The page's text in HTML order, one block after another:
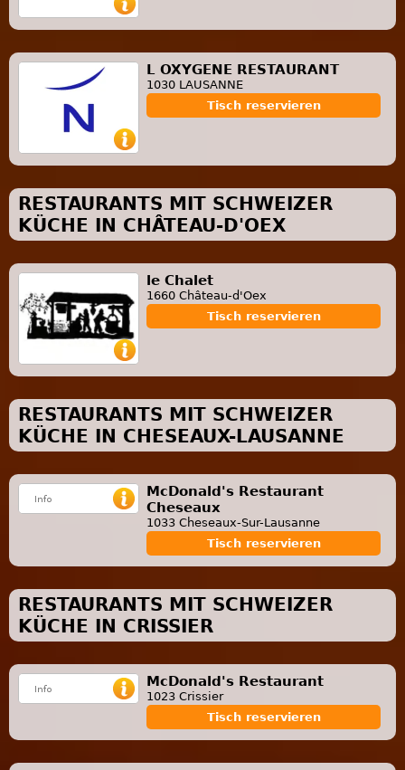
L OXYGENE RESTAURANT
1030 LAUSANNE
Tisch reservieren
RESTAURANTS MIT SCHWEIZER
KÜCHE IN CHÂTEAU-D'OEX
le Chalet
1660 Château-d'Oex
Tisch reservieren
RESTAURANTS MIT SCHWEIZER
KÜCHE IN CHESEAUX-LAUSANNE
McDonald's Restaurant
Cheseaux
1033 Cheseaux-Sur-Lausanne
Tisch reservieren
RESTAURANTS MIT SCHWEIZER
KÜCHE IN CRISSIER
McDonald's Restaurant
1023 Crissier
Tisch reservieren